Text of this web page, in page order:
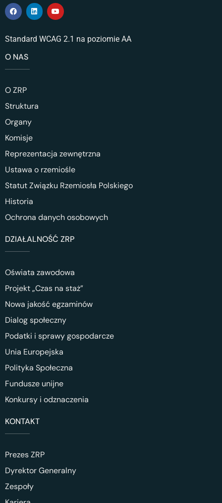
Standard WCAG 2.1 na poziomie AA
O NAS
O ZRP
Struktura
Organy
Komisje
Reprezentacja zewnętrzna
Ustawa o rzemiośle
Statut Związku Rzemiosła Polskiego
Historia
Ochrona danych osobowych
DZIAŁALNOŚĆ ZRP
Oświata zawodowa
Projekt „Czas na staż”
Nowa jakość egzaminów
Dialog społeczny
Podatki i sprawy gospodarcze
Unia Europejska
Polityka Społeczna
Fundusze unijne
Konkursy i odznaczenia
KONTAKT
Prezes ZRP
Dyrektor Generalny
Zespoły